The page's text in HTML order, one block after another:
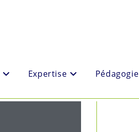
Expertise Pédagogie